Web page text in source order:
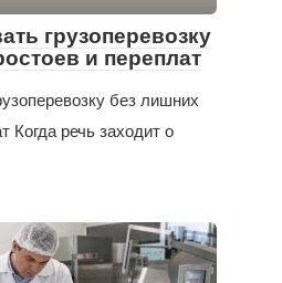
грузоперевозку
и переплат
без лишних
Когда речь заходит о